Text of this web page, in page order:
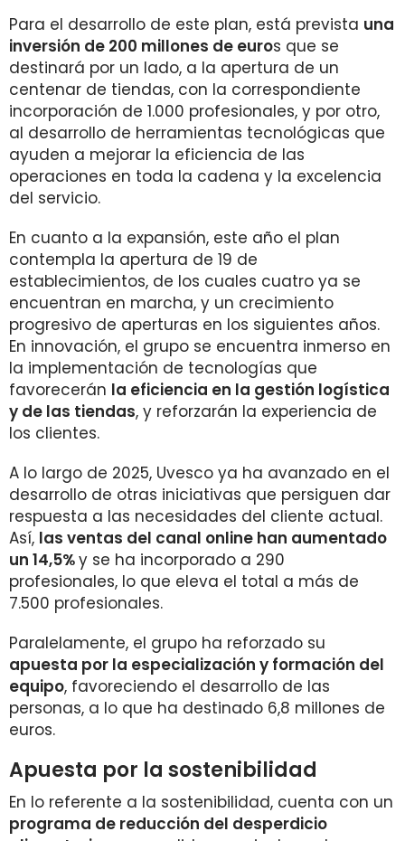
Para el desarrollo de este plan, está prevista una
inversión de 200 millones de euros que se
destinará por un lado, a la apertura de un
centenar de tiendas, con la correspondiente
incorporación de 1.000 profesionales, y por otro,
al desarrollo de herramientas tecnológicas que
ayuden a mejorar la eficiencia de las
operaciones en toda la cadena y la excelencia
del servicio.
En cuanto a la expansión, este año el plan
contempla la apertura de 19 de
establecimientos, de los cuales cuatro ya se
encuentran en marcha, y un crecimiento
progresivo de aperturas en los siguientes años.
En innovación, el grupo se encuentra inmerso en
la implementación de tecnologías que
favorecerán la eficiencia en la gestión logística
y de las tiendas, y reforzarán la experiencia de
los clientes.
A lo largo de 2025, Uvesco ya ha avanzado en el
desarrollo de otras iniciativas que persiguen dar
respuesta a las necesidades del cliente actual.
Así, las ventas del canal online han aumentado
un 14,5%y se ha incorporado a 290
profesionales, lo que eleva el total a más de
7.500 profesionales.
Paralelamente, el grupo ha reforzado su
apuesta por la especialización y formación del
equipo, favoreciendo el desarrollo de las
personas, a lo que ha destinado 6,8 millones de
euros.
Apuesta por la sostenibilidad
En lo referente a la sostenibilidad, cuenta con un
programa de reducción del desperdicio